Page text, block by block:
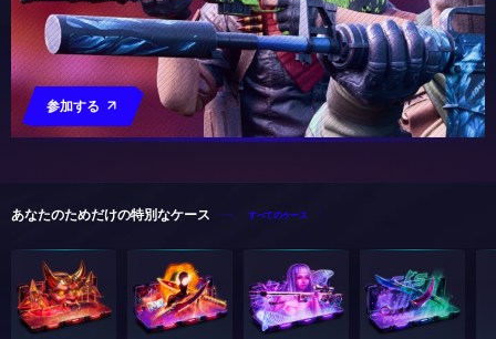
参加する
あなたのためだけの特別なケース すべてのケース